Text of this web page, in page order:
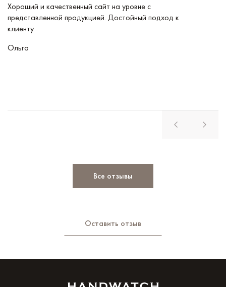
Хороший и качественный сайт на уровне с
представленной продукцией. Достойный подход к
клиенту.
Ольга
Все отзывы
Оставить отзыв